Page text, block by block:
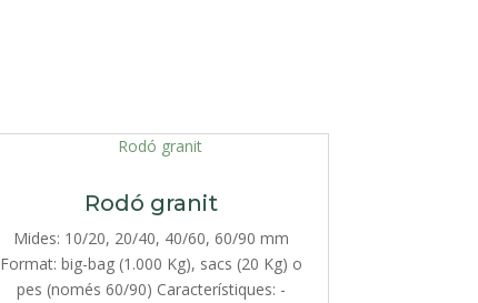
Rodó granit
Mides: 10/20, 20/40, 40/60, 60/90 mm
Format: big-bag (1.000 Kg), sacs (20 Kg) o
pes (només 60/90) Característiques: -